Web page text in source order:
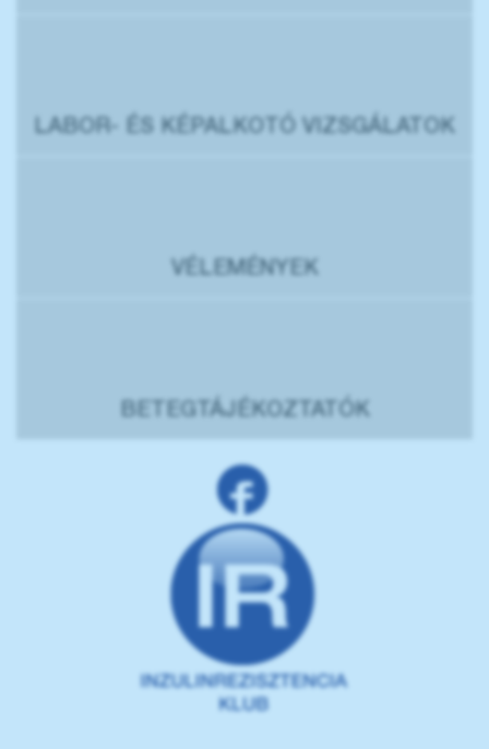
LABOR- ÉS KÉPALKOTÓ VIZSGÁLATOK
VÉLEMÉNYEK
BETEGTÁJÉKOZTATÓK